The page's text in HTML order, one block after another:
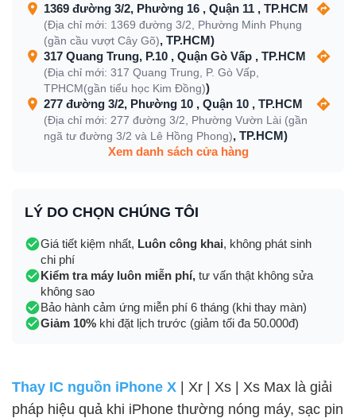
1369 đường 3/2, Phường 16 , Quận 11 , TP.HCM
(Địa chỉ mới: 1369 đường 3/2, Phường Minh Phụng
(gần cầu vượt Cây Gõ), TP.HCM)
317 Quang Trung, P.10 , Quận Gò Vấp , TP.HCM
(Địa chỉ mới: 317 Quang Trung, P. Gò Vấp,
TPHCM(gần tiểu học Kim Đồng))
277 đường 3/2, Phường 10 , Quận 10 , TP.HCM
(Địa chỉ mới: 277 đường 3/2, Phường Vườn Lài (gần
ngã tư đường 3/2 và Lê Hồng Phong), TP.HCM)
Xem danh sách cửa hàng
LÝ DO CHỌN CHÚNG TÔI
Giá tiết kiệm nhất, Luôn công khai, không phát sinh
chi phí
Kiểm tra máy luôn miễn phí, tư vấn thật không sửa
không sao
Bảo hành cảm ứng miễn phí 6 tháng (khi thay màn)
Giảm 10% khi đặt lịch trước (giảm tối đa 50.000đ)
Thay IC nguồn iPhone X | Xr | Xs | Xs Max là giải
pháp hiệu quả khi iPhone thường nóng máy, sạc pin